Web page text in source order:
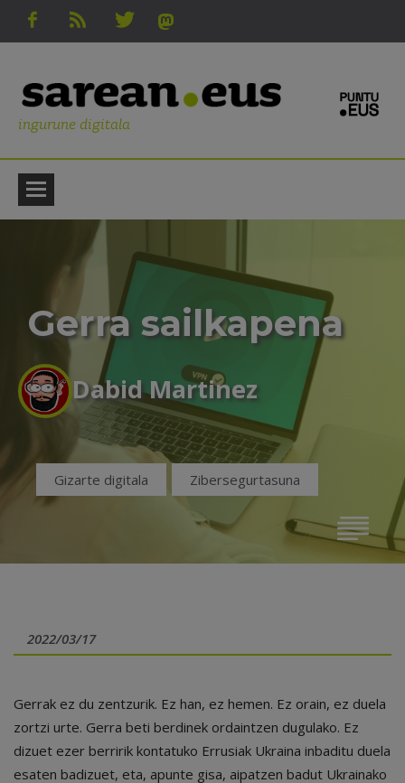
ingurune digitala
Gerra sailkapena
Dabid Martinez
Gizarte digitala Zibersegurtasuna
2022/03/17
Gerrak ez du zentzurik. Ez han, ez hemen. Ez orain, ez duela
zortzi urte. Gerra beti berdinek ordaintzen dugulako. Ez
dizuet ezer berririk kontatuko Errusiak Ukraina inbaditu duela
esaten badizuet, eta, apunte gisa, aipatzen badut Ukrainako